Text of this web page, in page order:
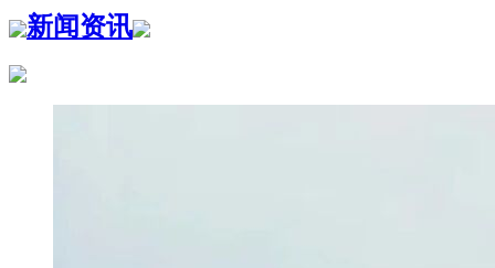
新闻资讯